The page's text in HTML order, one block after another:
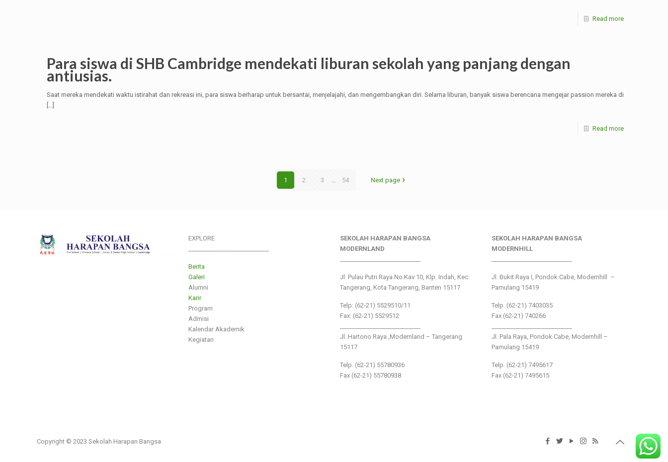
Read more
Para siswa di SHB Cambridge mendekati liburan sekolah yang panjang dengan
antiusias.
Saat mereka mendekati waktu istirahat dan rekreasi ini, para siswa berharap untuk bersantai, menjelajahi, dan mengembangkan diri. Selama liburan, banyak siswa berencana mengejar passion mereka di
[…]
Read more
1 2 3 ... 54 Next page
EXPLORE
Berita
Galeri
Alumni
Karir
Program
Admisi
Kalendar Akademik
Kegiatan
SEKOLAH HARAPAN BANGSA
MODERNLAND
Jl. Pulau Putri Raya No.Kav 10, Klp. Indah, Kec.
Tangerang, Kota Tangerang, Banten 15117
Telp: (62-21) 5529510/11
Fax: (62-21) 5529512
Jl. Hartono Raya ,Modernland – Tangerang
15117
Telp. (62-21) 55780936
Fax (62-21) 55780938
SEKOLAH HARAPAN BANGSA
MODERNHILL
Jl. Bukit Raya I, Pondok Cabe, Modernhill –
Pamulang 15419
Telp. (62-21) 7403035
Fax (62-21) 740266
Jl. Pala Raya, Pondok Cabe, Modernhill –
Pamulang 15419
Telp. (62-21) 7495617
Fax (62-21) 7495615
Copyright © 2023 Sekolah Harapan Bangsa